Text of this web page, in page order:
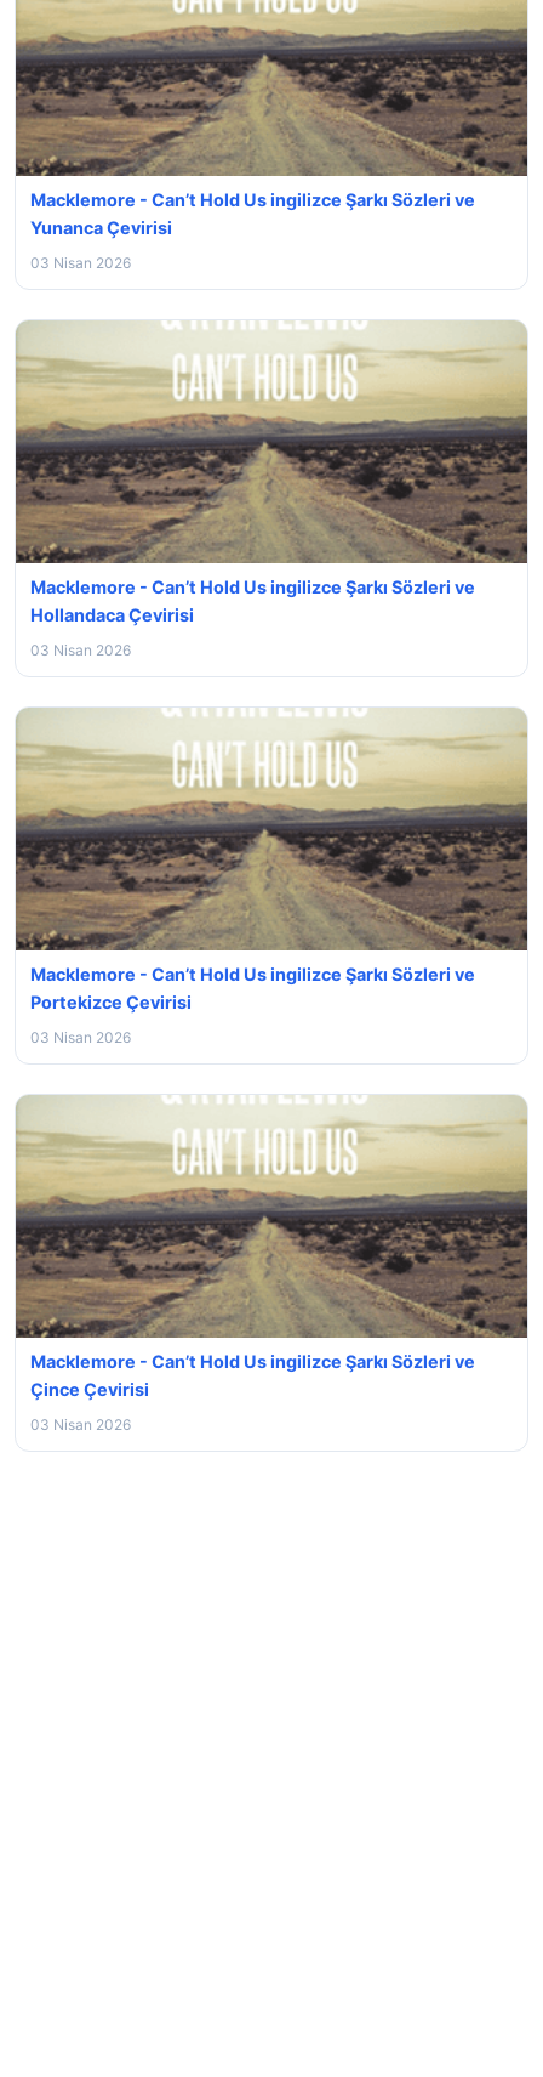
Macklemore - Can’t Hold Us ingilizce Şarkı Sözleri ve
Yunanca Çevirisi
03 Nisan 2026
Macklemore - Can’t Hold Us ingilizce Şarkı Sözleri ve
Hollandaca Çevirisi
03 Nisan 2026
Macklemore - Can’t Hold Us ingilizce Şarkı Sözleri ve
Portekizce Çevirisi
03 Nisan 2026
Macklemore - Can’t Hold Us ingilizce Şarkı Sözleri ve
Çince Çevirisi
03 Nisan 2026